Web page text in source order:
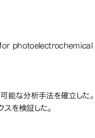
photoelectrochemical
な分析手法を確立した。
を検証した。